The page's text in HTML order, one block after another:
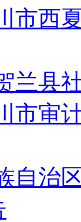
市西
兰县
市审
自治